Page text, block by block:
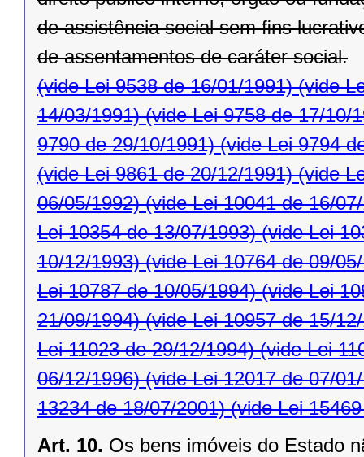
de assistência social sem ﬁns
de assentamentos de caráter social.
(vide Lei 9538 de 16/01/1991)(vide
14/03/1991)(vide Lei 9758 de 17/10/
9790 de 29/10/1991)(vide Lei 9794
(vide Lei 9861 de 20/12/1991)(vide
06/05/1992)(vide Lei 10041 de 16/
Lei 10354 de 13/07/1993)(vide Lei
10/12/1993)(vide Lei 10764 de 09/
Lei 10787 de 10/05/1994)(vide Lei
21/09/1994)(vide Lei 10957 de 15/
Lei 11023 de 29/12/1994)(vide Lei
06/12/1996)(vide Lei 12017 de 07/
13234 de 18/07/2001)(vide Lei
Art. 10. Os bens imóveis do Estado